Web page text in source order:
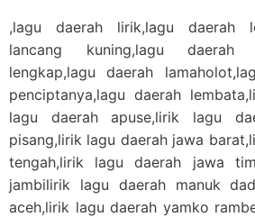
,lagu daerah lirik,lagu daerah
lancang kuning,lagu daerah
lengkap,lagu daerah
penciptanya,lagu daerah
lagu daerah apuse,lirik lagu
pisang,lirik lagu daerah jawa
tengah,lirik lagu daerah jawa
jambilirik lagu daerah manuk
aceh,lirik lagu daerah yamko